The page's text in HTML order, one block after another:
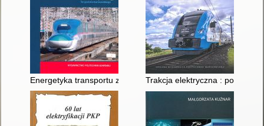
Energetyka transportu zelektryfikowanego : poradnik inżyniera
Trakcja elektryczna : podstawy